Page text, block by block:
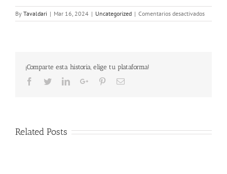
By Tavaldari | Mar 16, 2024 | Uncategorized | Comentarios desactivadosen
¡Comparte esta historia, elige tu plataforma!
Facebook
TwitterLinkedInGoogle+PinterestEmail
Related Posts